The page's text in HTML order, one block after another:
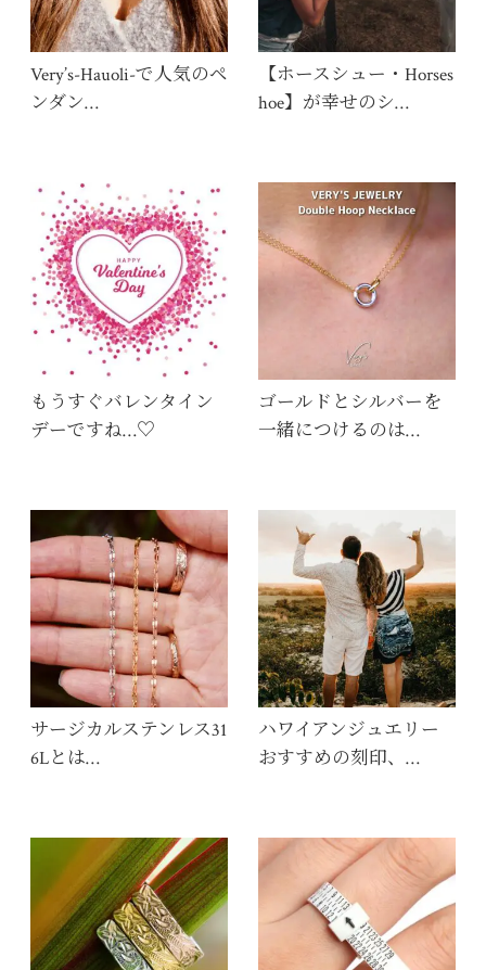
Very’s-Hauoli-で人気のペ
ンダン…
【ホースシュー・Horses
hoe】が幸せのシ…
もうすぐバレンタイン
デーですね…♡
ゴールドとシルバーを
一緒につけるのは…
サージカルステンレス31
6Lとは…
ハワイアンジュエリー
おすすめの刻印、…